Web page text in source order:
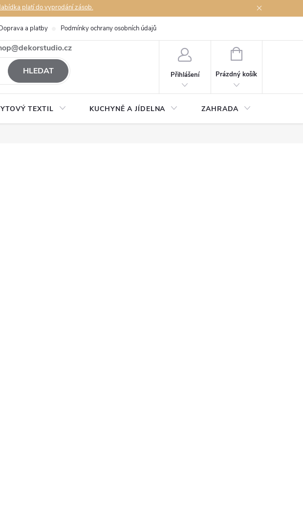
platí do vyprodání zásob.
a platby Podmínky ochrany osobních údajů
HLEDAT Přihlášení
NÁKUPNÍ
Prázdný košík
TEXTIL KUCHYNĚ A JÍDELNA ZAHRADA